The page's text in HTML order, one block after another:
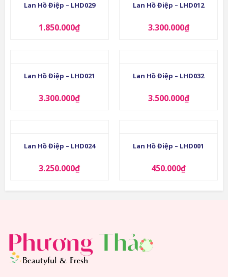
Lan Hồ Điệp – LHD029
1.850.000₫
Lan Hồ Điệp – LHD012
3.300.000₫
Lan Hồ Điệp – LHD021
3.300.000₫
Lan Hồ Điệp – LHD032
3.500.000₫
Lan Hồ Điệp – LHD024
3.250.000₫
Lan Hồ Điệp – LHD001
450.000₫